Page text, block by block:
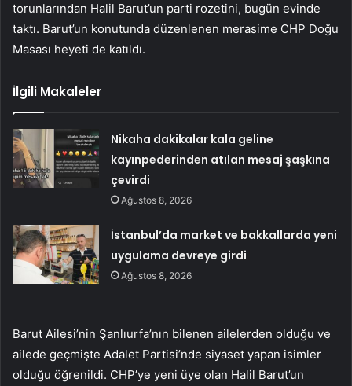
torunlarından Halil Barut’un parti rozetini, bugün evinde
taktı. Barut’un konutunda düzenlenen merasime CHP Doğu
Masası heyeti de katıldı.
İlgili Makaleler
Nikaha dakikalar kala geline
kayınpederinden atılan mesaj şaşkına
çevirdi
Ağustos 8, 2026
İstanbul’da market ve bakkallarda yeni
uygulama devreye girdi
Ağustos 8, 2026
Barut Ailesi’nin Şanlıurfa’nın bilenen ailelerden olduğu ve
ailede geçmişte Adalet Partisi’nde siyaset yapan isimler
olduğu öğrenildi. CHP’ye yeni üye olan Halil Barut’un